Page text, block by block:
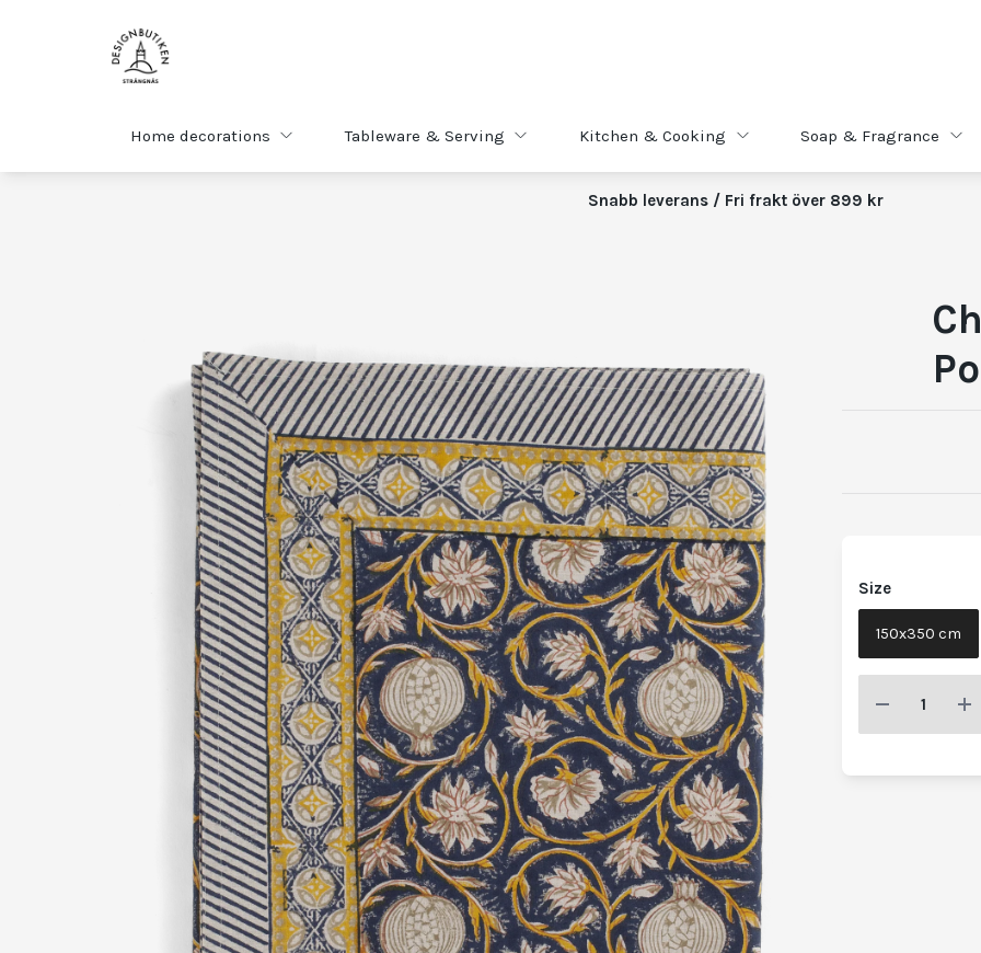
Home decorations Tableware & Serving Kitchen & Cooking Soap & Fragrance
Snabb leverans / Fri frakt över 899 kr
Size
150x350 cm